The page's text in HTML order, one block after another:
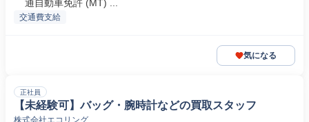
通自動車免許 (MT) ...
交通費支給
気になる
正社員
【未経験可】バッグ・腕時計などの買取スタッフ
株式会社エコリング